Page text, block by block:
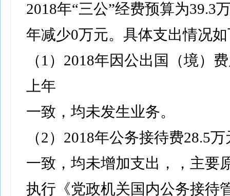
2018年“三公”经费预算为39.3
年减少0万元。具体支出情况
（1）2018年因公出国（境）
上年
一致，均未发生业务。
（2）2018年公务接待费28.5
一致，均未增加支出，，主要
执行《党政机关国内公务接待